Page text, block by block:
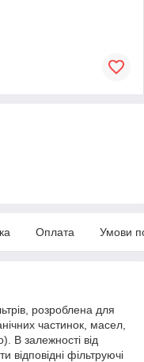
Оплата Умови
розроблена для
частинок, масел,
В залежності від
відповідні фільтруючі